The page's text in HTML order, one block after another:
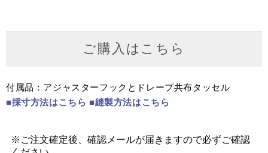
ご購入はこちら
付属品：アジャスターフックとドレープ共布タッセル
■採寸方法はこちら ■縫製方法はこちら